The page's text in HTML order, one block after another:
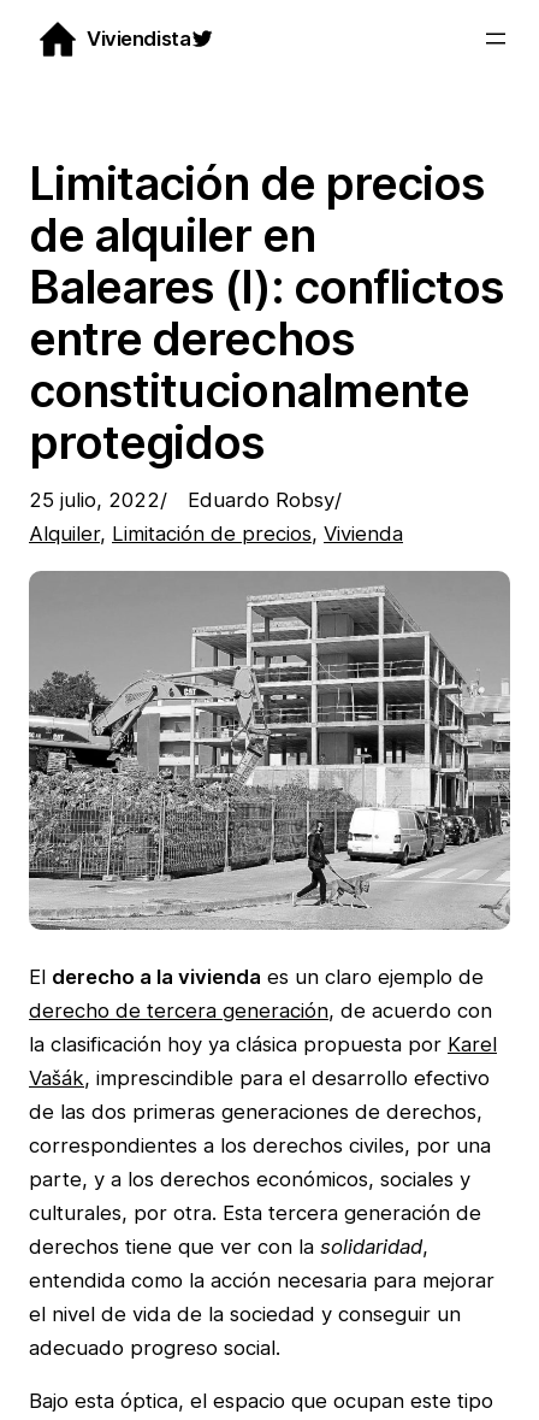
ViviendistaTwitter
Limitación de precios
de alquiler en
Baleares (I): conflictos
entre derechos
constitucionalmente
protegidos
25 julio, 2022/ Eduardo Robsy/
Alquiler, Limitación de precios, Vivienda
El derecho a la vivienda es un claro ejemplo de
derecho de tercera generación, de acuerdo con
la clasificación hoy ya clásica propuesta por Karel
Vašák, imprescindible para el desarrollo efectivo
de las dos primeras generaciones de derechos,
correspondientes a los derechos civiles, por una
parte, y a los derechos económicos, sociales y
culturales, por otra. Esta tercera generación de
derechos tiene que ver con la solidaridad,
entendida como la acción necesaria para mejorar
el nivel de vida de la sociedad y conseguir un
adecuado progreso social.
Bajo esta óptica, el espacio que ocupan este tipo